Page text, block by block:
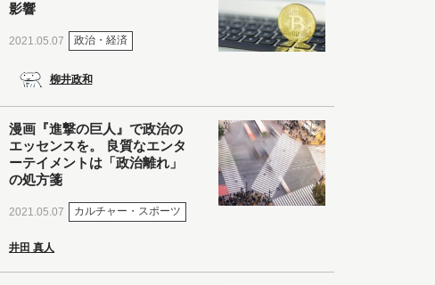
影響
2021.05.07 政治・経済
柳井政和
漫画『進撃の巨人』で政治の
エッセンスを。 良質なエンタ
ーテイメントは「政治離れ」
の処方箋
2021.05.07 カルチャー・スポーツ
井田 真人